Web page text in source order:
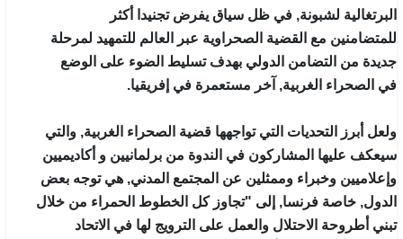
البرتغالية لشبونة, في ظل سياق يفرض تجنيدا أكثر
للمتضامنين مع القضية الصحراوية عبر العالم للتمهيد لمرحلة
جديدة من التضامن الدولي بهدف تسليط الضوء على الوضع
في الصحراء الغربية, آخر مستعمرة في إفريقيا.
ولعل أبرز التحديات التي تواجهها قضية الصحراء الغربية, والتي
سيعكف عليها المشاركون في الندوة من برلمانيين و أكاديميين
وإعلاميين وخبراء وممثلين عن المجتمع المدني, هي توجه بعض
الدول, خاصة فرنسا, إلى "تجاوز كل الخطوط الحمراء من خلال
تبني أطروحة الاحتلال والعمل على الترويج لها في الاتحاد